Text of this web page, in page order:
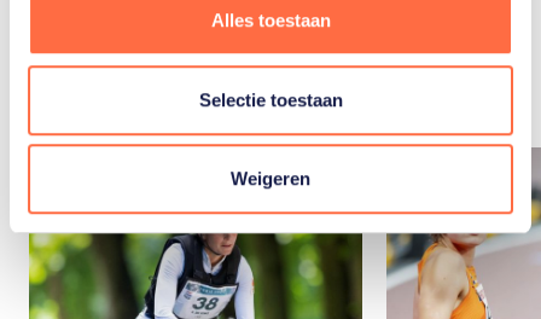
Alles toestaan
Selectie toestaan
Weigeren
Gerelateerde
artikelen
Toon alle